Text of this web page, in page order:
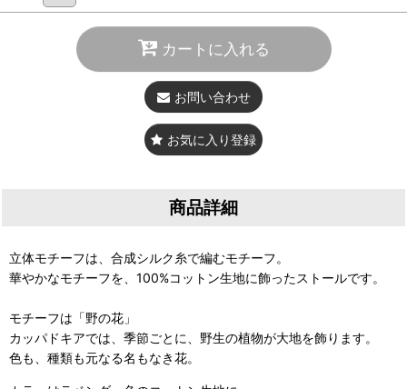
カートに入れる
お問い合わせ
お気に入り登録
商品詳細
立体モチーフは、合成シルク糸で編むモチーフ。
華やかなモチーフを、100%コットン生地に飾ったストールです。
モチーフは「野の花」
カッパドキアでは、季節ごとに、野生の植物が大地を飾ります。
色も、種類も元なる名もなき花。